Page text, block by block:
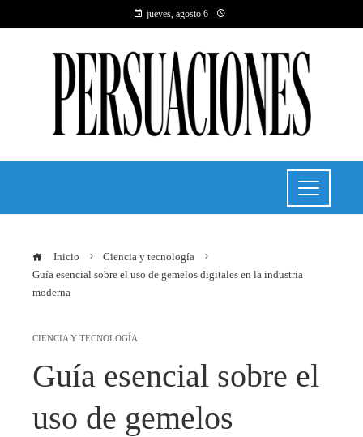
jueves, agosto 6
Inicio
Ciencia y tecnología
Guía esencial sobre el uso de gemelos digitales en la industria
moderna
CIENCIA Y TECNOLOGÍA
Guía esencial sobre el
uso de gemelos